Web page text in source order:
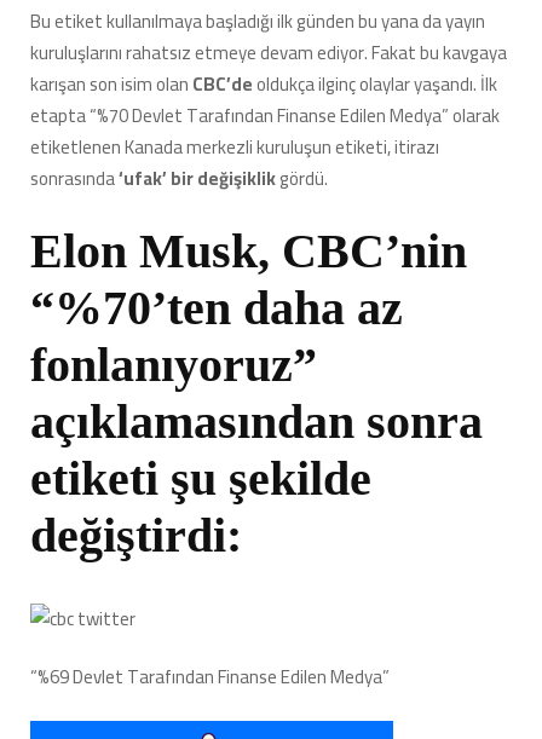
Koydu
için
Bu etiket kullanılmaya başladığı ilk günden bu yana da yayın
kuruluşlarını rahatsız etmeye devam ediyor. Fakat bu kavgaya
karışan son isim olanCBC’deoldukça ilginç olaylar yaşandı. İlk
etapta “%70 Devlet Tarafından Finanse Edilen Medya” olarak
etiketlenen Kanada merkezli kuruluşun etiketi, itirazı
sonrasında‘ufak’ bir değişiklikgördü.
Elon Musk, CBC’nin
“%70’ten daha az
fonlanıyoruz”
açıklamasından sonra
etiketi şu şekilde
değiştirdi:
“%69 Devlet Tarafından Finanse Edilen Medya”